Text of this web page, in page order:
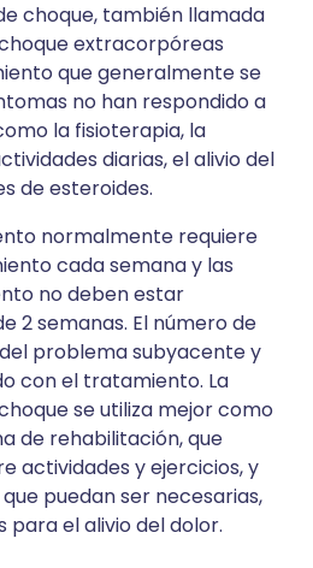
choque, también llamada
extracorpóreas
que generalmente se
no han respondido a
la fisioterapia, la
diarias, el alivio del
de esteroides.
normalmente requiere
cada semana y las
no deben estar
2 semanas. El número de
problema subyacente y
con el tratamiento. La
se utiliza mejor como
de rehabilitación, que
actividades y ejercicios, y
puedan ser necesarias,
el alivio del dolor.